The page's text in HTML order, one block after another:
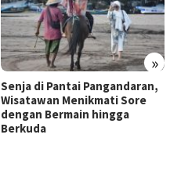
»
Senja di Pantai Pangandaran,
Wisatawan Menikmati Sore
dengan Bermain hingga
Berkuda